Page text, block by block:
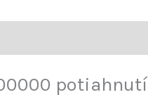
potiahnutí